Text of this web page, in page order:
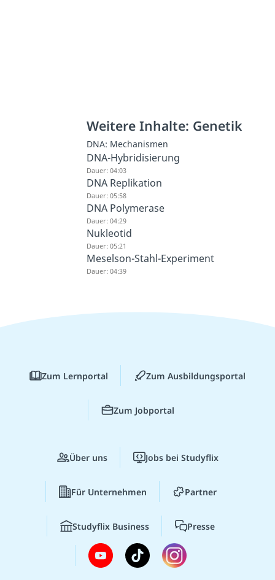
Weitere Inhalte: Genetik
DNA: Mechanismen
DNA-Hybridisierung
Dauer: 04:03
DNA Replikation
Dauer: 05:58
DNA Polymerase
Dauer: 04:29
Nukleotid
Dauer: 05:21
Meselson-Stahl-Experiment
Dauer: 04:39
Zum Lernportal Zum Ausbildungsportal
Zum Jobportal
Über uns Jobs bei Studyflix
Für Unternehmen Partner
Studyflix Business Presse